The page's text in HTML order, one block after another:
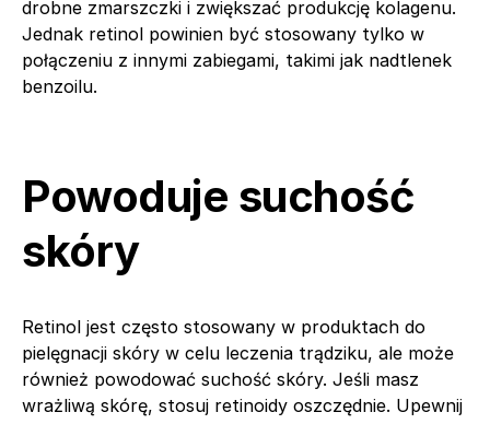
drobne zmarszczki i zwiększać produkcję kolagenu.
Jednak retinol powinien być stosowany tylko w
połączeniu z innymi zabiegami, takimi jak nadtlenek
benzoilu.
Powoduje suchość
skóry
Retinol jest często stosowany w produktach do
pielęgnacji skóry w celu leczenia trądziku, ale może
również powodować suchość skóry. Jeśli masz
wrażliwą skórę, stosuj retinoidy oszczędnie. Upewnij